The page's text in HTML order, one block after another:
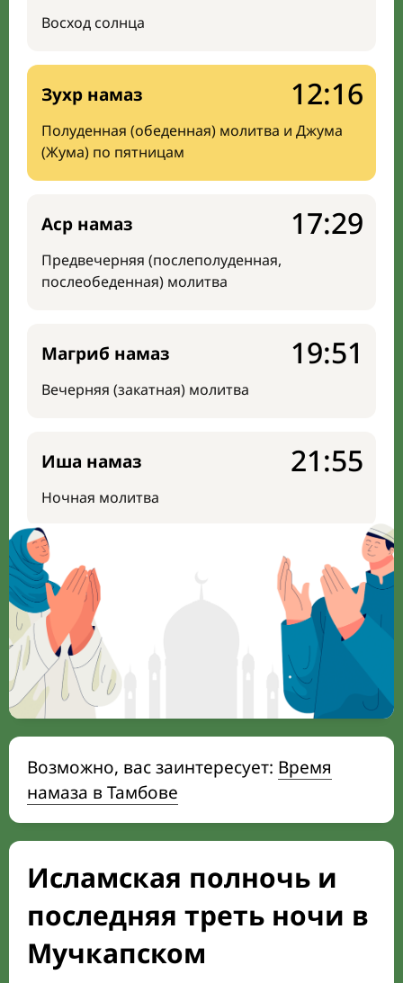
Восход солнца
Зухр намаз
Полуденная (обеденная) молитва и Джума
(Жума) по пятницам
12:16
Аср намаз
Предвечерняя (послеполуденная,
послеобеденная) молитва
17:29
Магриб намаз
Вечерняя (закатная) молитва
19:51
Иша намаз
Ночная молитва
21:55
Возможно, вас заинтересует: Время
намаза в Тамбове
Исламская полночь и
последняя треть ночи в
Мучкапском